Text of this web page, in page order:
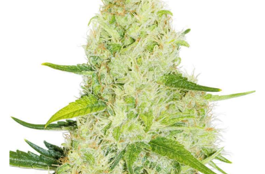
NAJLEPSZE OKAZJE
PROMOCJA TYGODNIA
Dla Początkujących
Indoor w Domu